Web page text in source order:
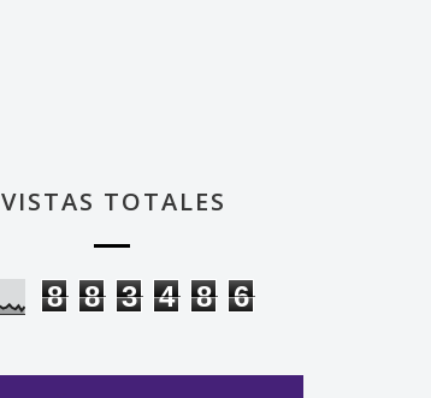
VISTAS TOTALES
8 8 3 4 8 6